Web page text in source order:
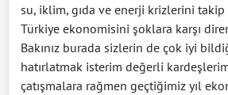
su, iklim, gıda ve enerji krizlerini
Türkiye ekonomisini şoklara karşı
Bakınız burada sizlerin de çok iyi
hatırlatmak isterim değerli
çatışmalara rağmen geçtiğimiz yıl